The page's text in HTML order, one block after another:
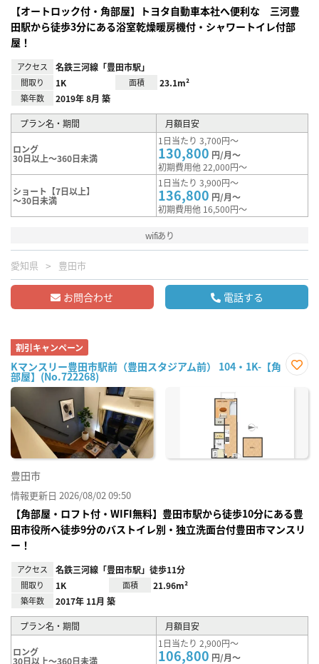
【オートロック付・角部屋】トヨタ自動車本社へ便利な 三河豊
田駅から徒歩3分にある浴室乾燥暖房機付・シャワートイレ付部
屋！
アクセス 名鉄三河線「豊田市駅」
間取り 1K 面積 23.1m²
築年数 2019年 8月 築
プラン名・期間 月額目安
ロング
30日以上～360日未満
1日当たり 3,700円～
130,800 円/月～
初期費用他 22,000円～
ショート【7日以上】
～30日未満
1日当たり 3,900円～
136,800 円/月～
初期費用他 16,500円～
wifiあり
愛知県 豊田市
お問合わせ 電話する
割引キャンペーン
Kマンスリー豊田市駅前（豊田スタジアム前） 104・1K-【角
部屋】(No.722268)
に入
豊田市
情報更新日 2026/08/02 09:50
【角部屋・ロフト付・WIFI無料】豊田市駅から徒歩10分にある豊
田市役所へ徒歩9分のバストイレ別・独立洗面台付豊田市マンスリ
ー！
アクセス 名鉄三河線「豊田市駅」徒歩11分
間取り 1K 面積 21.96m²
築年数 2017年 11月 築
プラン名・期間 月額目安
ロング
30日以上～360日未満
1日当たり 2,900円～
106,800 円/月～